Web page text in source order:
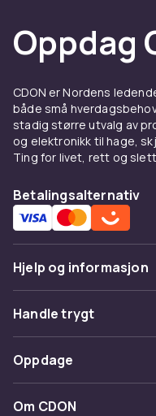
Oppdag
CDON er Nordens
både små
stadig større utvalg av
og elektronikk til hage,
Ting for livet, rett og
Betalingsalternativ
Hjelp og informasjon
Vanlige spørsmål
Spor pakke
Angre & returner her
Kontakt oss
Handle trygt
Betaling
Levering
Oppdage
Kategorier
Om CDON